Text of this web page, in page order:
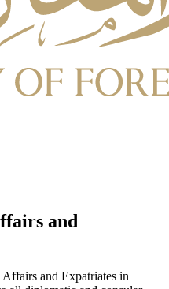
and
and Expatriates in